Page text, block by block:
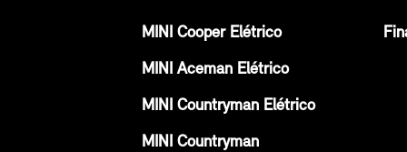
MINI Cooper Elétrico
MINI Aceman Elétrico
MINI Countryman Elétrico
MINI Countryman